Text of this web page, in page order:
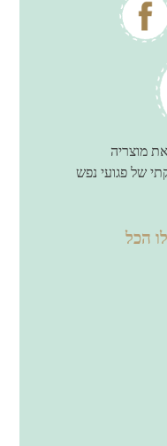
מוצריה
של פגועי נפש
הכל